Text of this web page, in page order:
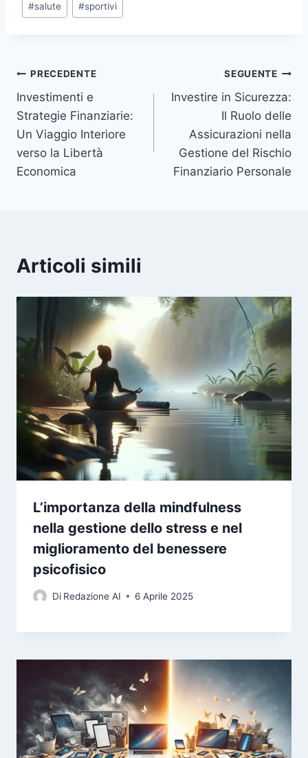
#salute #sportivi
Navigazione
articoli
PRECEDENTE
Investimenti e
Strategie Finanziarie:
Un Viaggio Interiore
verso la Libertà
Economica
SEGUENTE
Investire in Sicurezza:
Il Ruolo delle
Assicurazioni nella
Gestione del Rischio
Finanziario Personale
Articoli simili
L’importanza della mindfulness
nella gestione dello stress e nel
miglioramento del benessere
psicofisico
Di Redazione AI 6 Aprile 2025